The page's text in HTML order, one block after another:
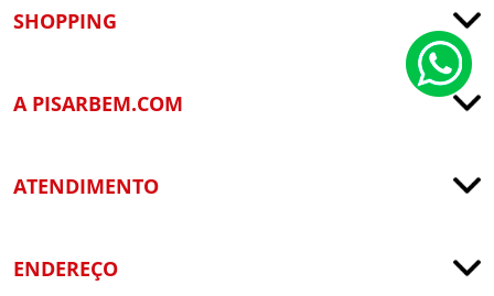
SHOPPING
A PISARBEM.COM
ATENDIMENTO
ENDEREÇO